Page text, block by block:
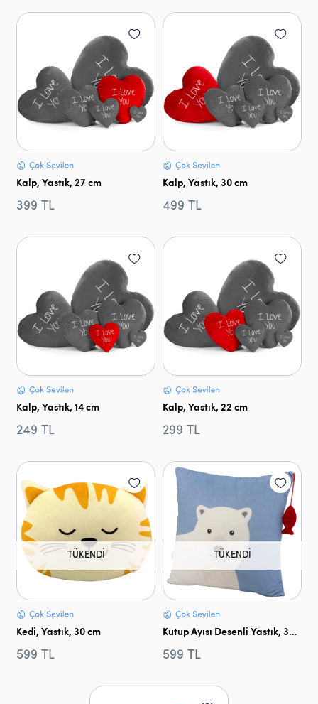
Kalp, Yastık, 27 cm
399 TL
Kalp, Yastık, 30 cm
499 TL
Kalp, Yastık, 14 cm
249 TL
Kalp, Yastık, 22 cm
299 TL
TÜKENDI
Kedi, Yastık, 30 cm
599 TL
TÜKENDI
Kutup Ayısı Desenli Yastık, 30 cm
599 TL